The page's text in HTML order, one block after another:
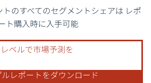
。再利用にはCC BY 4.0の表示が必要です。